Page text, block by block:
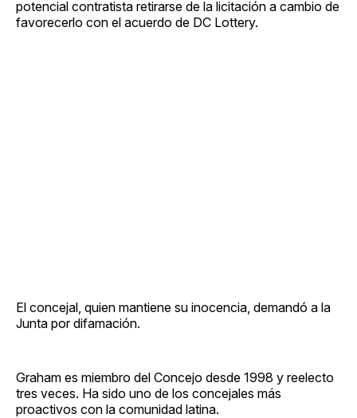
potencial contratista retirarse de la licitación a cambio de
favorecerlo con el acuerdo de DC Lottery.
El concejal, quien mantiene su inocencia, demandó a la
Junta por difamación.
Graham es miembro del Concejo desde 1998 y reelecto
tres veces. Ha sido uno de los concejales más
proactivos con la comunidad latina.